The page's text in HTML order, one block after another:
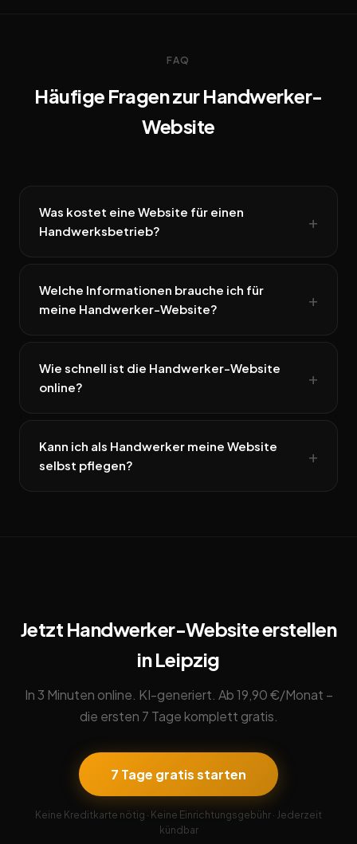
FAQ
Häufige Fragen zur Handwerker-
Website
Was kostet eine Website für einen
Handwerksbetrieb?
Welche Informationen brauche ich für
meine Handwerker-Website?
Wie schnell ist die Handwerker-Website
online?
Kann ich als Handwerker meine Website
selbst pflegen?
Jetzt Handwerker-Website erstellen
in Leipzig
In 3 Minuten online. KI-generiert. Ab 19,90 €/Monat –
die ersten 7 Tage komplett gratis.
7 Tage gratis starten
Keine Kreditkarte nötig · Keine Einrichtungsgebühr · Jederzeit
kündbar